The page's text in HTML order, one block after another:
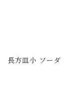
長方皿小 ソーダ